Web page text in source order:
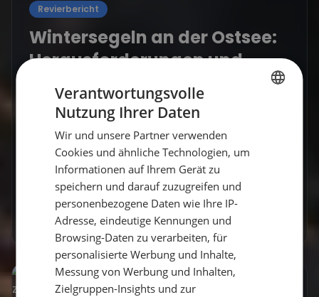
Revierbericht
Wintersegeln an der Ostsee:
Herausforderungen und
Freuden
Das Wintersegeln an der Ostsee ist eine
einzigartige Erfahrung, die Seglerinnen und
Segler vor besondere Herausforderungen
stellt. Die kalten Temperaturen,...
Vicci•16. September 2025
Mehr erfahren
Verantwortungsvolle
Nutzung Ihrer Daten
Wir und unsere Partner verwenden
Cookies und ähnliche Technologien, um
Informationen auf Ihrem Gerät zu
speichern und darauf zuzugreifen und
personenbezogene Daten wie Ihre IP-
Adresse, eindeutige Kennungen und
Browsing-Daten zu verarbeiten, für
personalisierte Werbung und Inhalte,
Messung von Werbung und Inhalten,
Zielgruppen-Insights und zur